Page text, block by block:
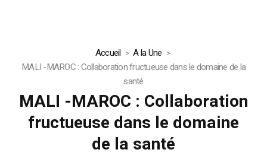
Accueil
A la Une
MALI -MAROC : Collaboration fructueuse dans le domaine de la
santé
MALI -MAROC : Collaboration
fructueuse dans le domaine
de la santé